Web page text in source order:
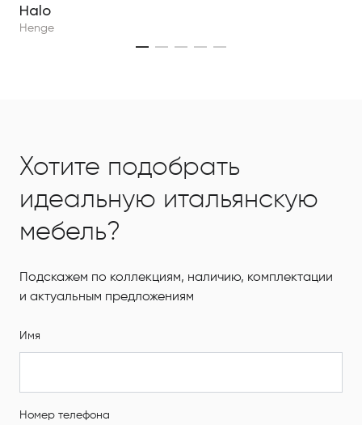
Halo
Henge
Хотите подобрать
идеальную итальянскую
мебель?
Подскажем по коллекциям, наличию, комплектации
и актуальным предложениям
Имя
Номер телефона